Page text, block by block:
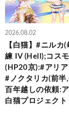
2026.08.02
【白猫】#ニルカ
練 IV (Hell);コス
(HP20京):#アリ
#ノクタリカ(前半
百年越しの依頼:
白猫プロジェクト